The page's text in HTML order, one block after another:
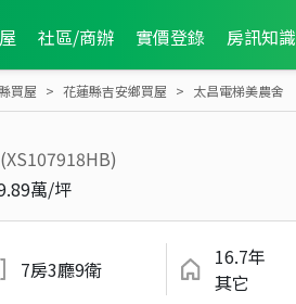
社區/商辦 實價登錄 房訊知識
買屋 花蓮縣吉安鄉買屋 太昌電梯美農舍
(XS107918HB)
萬/坪
7房3廳9衛
16.7年
其它